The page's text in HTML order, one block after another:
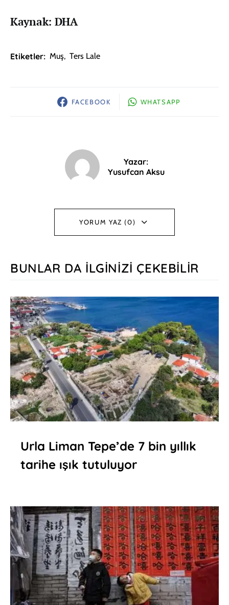
Kaynak: DHA
Etiketler: Muş, Ters Lale
FACEBOOK WHATSAPP
Yazar:
Yusufcan Aksu
YORUM YAZ (0)
BUNLAR DA İLGINIZI ÇEKEBILIR
Urla Liman Tepe’de 7 bin yıllık
tarihe ışık tutuluyor